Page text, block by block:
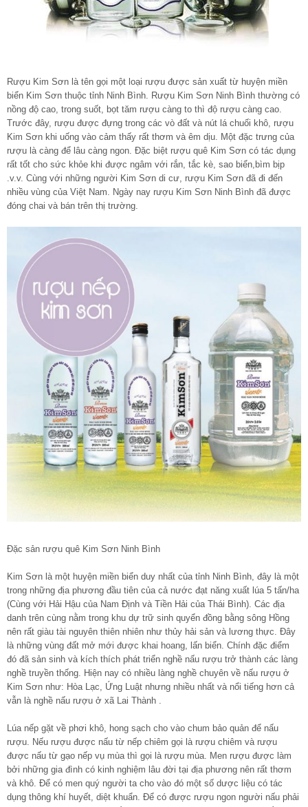
Rượu Kim Sơn là tên gọi một loại rượu được sản xuất từ huyện miền
biển Kim Sơn thuộc tỉnh Ninh Bình. Rượu Kim Sơn Ninh Bình thường có
nồng độ cao, trong suốt, bọt tăm rượu càng to thì độ rượu càng cao.
Trước đây, rượu được đựng trong các vò đất và nút lá chuối khô, rượu
Kim Sơn khi uống vào cảm thấy rất thơm và êm dịu. Một đặc trưng của
rượu là càng để lâu càng ngon. Đặc biệt rượu quê Kim Sơn có tác dụng
rất tốt cho sức khỏe khi được ngâm với rắn, tắc kè, sao biển,bìm bịp
.v.v. Cùng với những người Kim Sơn di cư, rượu Kim Sơn đã đi đến
nhiều vùng của Việt Nam. Ngày nay rượu Kim Sơn Ninh Bình đã được
đóng chai và bán trên thị trường.
Đặc sản rượu quê Kim Sơn Ninh Bình
Kim Sơn là một huyện miền biển duy nhất của tỉnh Ninh Bình, đây là một
trong những địa phương đầu tiên của cả nước đạt năng xuất lúa 5 tấn/ha
(Cùng với Hải Hậu của Nam Định và Tiền Hải của Thái Bình). Các địa
danh trên cùng nằm trong khu dự trữ sinh quyển đồng bằng sông Hồng
nên rất giàu tài nguyên thiên nhiên như thủy hải sản và lương thực. Đây
là những vùng đất mở mới được khai hoang, lấn biển. Chính đặc điểm
đó đã sản sinh và kích thích phát triển nghề nấu rượu trở thành các làng
nghề truyền thống. Hiện nay có nhiều làng nghề chuyên về nấu rượu ở
Kim Sơn như: Hòa Lạc, Ứng Luật nhưng nhiều nhất và nổi tiếng hơn cả
vẫn là nghề nấu rượu ở xã Lai Thành .
Lúa nếp gặt về phơi khô, hong sạch cho vào chum bảo quản để nấu
rượu. Nếu rượu được nấu từ nếp chiêm gọi là rượu chiêm và rượu
được nấu từ gạo nếp vụ mùa thì gọi là rượu mùa. Men rượu được làm
bởi những gia đình có kinh nghiệm lâu đời tại địa phương nên rất thơm
và khô. Để có men quý người ta cho vào đó một số dược liệu có tác
dụng thông khí huyết, diệt khuẩn. Để có được rượu ngon người nấu phải